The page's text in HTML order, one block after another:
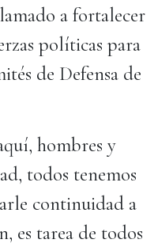
a fortalecer
políticas para
de Defensa de
hombres y
todos tenemos
continuidad a
es tarea de todos